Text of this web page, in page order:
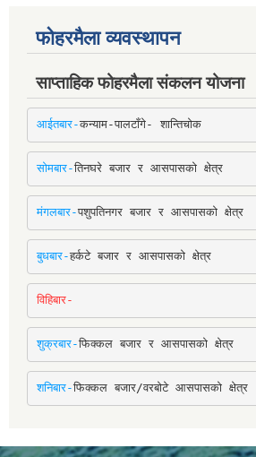
फोहरमैला व्यवस्थापन
साप्ताहिक फोहरमैला संकलन योजना
आईतबार-कन्याम-पालटाँगे- शान्तिचोक
सोमबार-तिनघरे बजार र आसपासको क्षेत्र
मंगलबार-पशुपतिनगर बजार र आसपासको क्षेत्र
बुधबार-हर्कटे बजार र आसपासको क्षेत्र
विहिबार-
शुक्रबार-फिक्कल बजार र आसपासको क्षेत्र
शनिबार-फिक्कल बजार/वरबोटे आसपासको क्षेत्र